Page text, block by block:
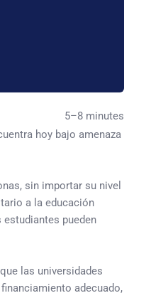
5–8 minutes
hoy bajo amenaza
sin importar su nivel
a la educación
pueden
las universidades
adecuado,